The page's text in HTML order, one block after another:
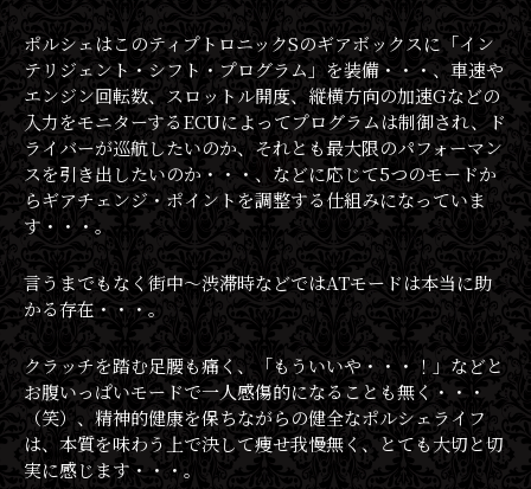
ポルシェはこのティプトロニックSのギアボックスに「イン
テリジェント・シフト・プログラム」を装備・・・、車速や
エンジン回転数、スロットル開度、縦横方向の加速Gなどの
入力をモニターするECUによってプログラムは制御され、ド
ライバーが巡航したいのか、それとも最大限のパフォーマン
スを引き出したいのか・・・、などに応じて5つのモードか
らギアチェンジ・ポイントを調整する仕組みになっていま
す・・・。
言うまでもなく街中〜渋滞時などではATモードは本当に助
かる存在・・・。
クラッチを踏む足腰も痛く、「もういいや・・・！」などと
お腹いっぱいモードで一人感傷的になることも無く・・・
（笑）、精神的健康を保ちながらの健全なポルシェライフ
は、本質を味わう上で決して痩せ我慢無く、とても大切と切
実に感じます・・・。